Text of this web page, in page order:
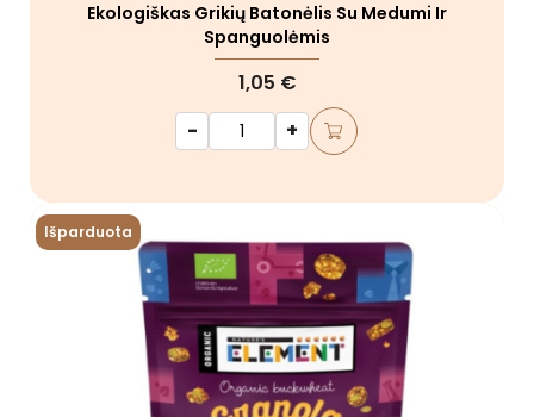
Ekologiškas Grikių Batonėlis Su Medumi Ir
Spanguolėmis
1,05 €
-
+
Išparduota